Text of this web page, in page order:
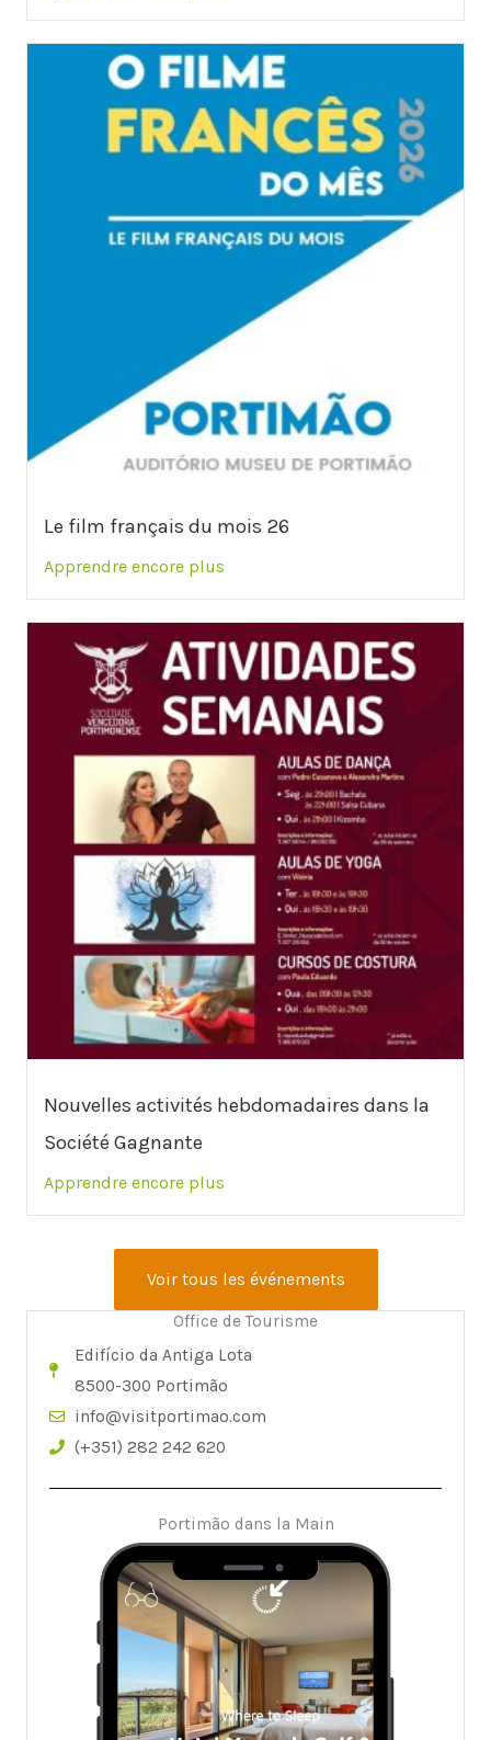
Le film français du mois 26
Apprendre encore plus
Nouvelles activités hebdomadaires dans la
Société Gagnante
Apprendre encore plus
Voir tous les événements
Office de Tourisme
Edifício da Antiga Lota
8500-300 Portimão
info@visitportimao.com
(+351) 282 242 620
Portimão dans la Main